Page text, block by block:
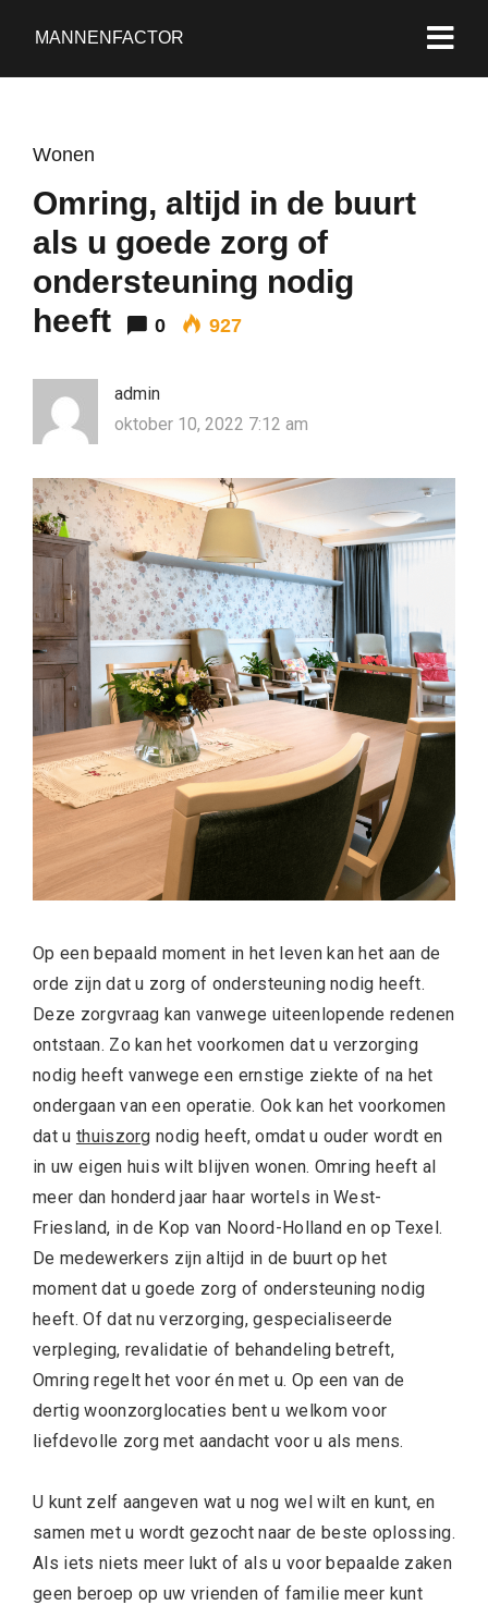
MANNENFACTOR
Wonen
Omring, altijd in de buurt
als u goede zorg of
ondersteuning nodig
heeft
0 927
admin
oktober 10, 2022 7:12 am
Op een bepaald moment in het leven kan het aan de
orde zijn dat u zorg of ondersteuning nodig heeft.
Deze zorgvraag kan vanwege uiteenlopende redenen
ontstaan. Zo kan het voorkomen dat u verzorging
nodig heeft vanwege een ernstige ziekte of na het
ondergaan van een operatie. Ook kan het voorkomen
dat u thuiszorg nodig heeft, omdat u ouder wordt en
in uw eigen huis wilt blijven wonen. Omring heeft al
meer dan honderd jaar haar wortels in West-
Friesland, in de Kop van Noord-Holland en op Texel.
De medewerkers zijn altijd in de buurt op het
moment dat u goede zorg of ondersteuning nodig
heeft. Of dat nu verzorging, gespecialiseerde
verpleging, revalidatie of behandeling betreft,
Omring regelt het voor én met u. Op een van de
dertig woonzorglocaties bent u welkom voor
liefdevolle zorg met aandacht voor u als mens.
U kunt zelf aangeven wat u nog wel wilt en kunt, en
samen met u wordt gezocht naar de beste oplossing.
Als iets niets meer lukt of als u voor bepaalde zaken
geen beroep op uw vrienden of familie meer kunt